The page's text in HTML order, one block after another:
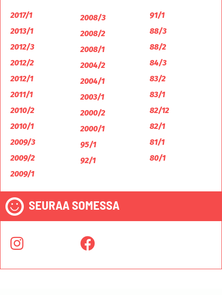
2017/1
2013/1
2012/3
2012/2
2012/1
2011/1
2010/2
2010/1
2009/3
2009/2
2009/1
2008/3
2008/2
2008/1
2004/2
2004/1
2003/1
2000/2
2000/1
95/1
92/1
91/1
88/3
88/2
84/3
83/2
83/1
82/12
82/1
81/1
80/1
SEURAA SOMESSA